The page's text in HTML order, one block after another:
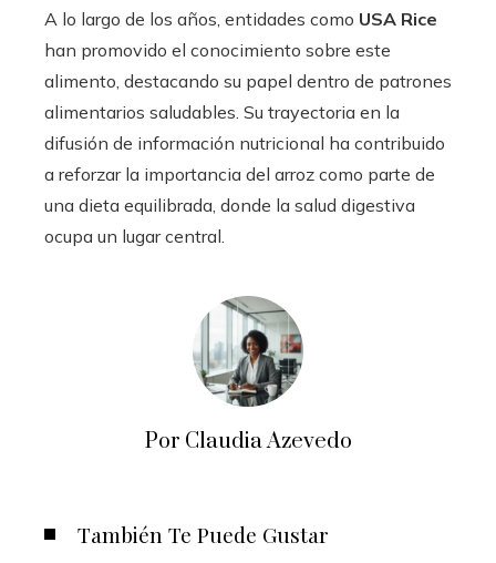
A lo largo de los años, entidades como USA Rice
han promovido el conocimiento sobre este
alimento, destacando su papel dentro de patrones
alimentarios saludables. Su trayectoria en la
difusión de información nutricional ha contribuido
a reforzar la importancia del arroz como parte de
una dieta equilibrada, donde la salud digestiva
ocupa un lugar central.
Por Claudia Azevedo
También Te Puede Gustar